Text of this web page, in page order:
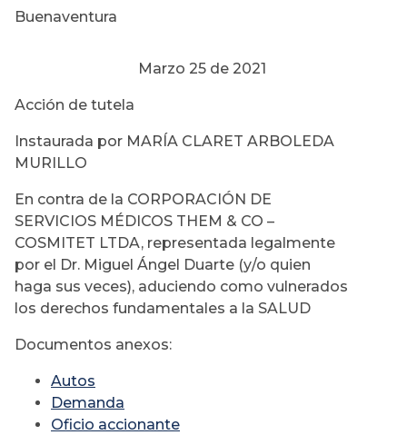
Buenaventura
Marzo 25 de 2021
Acción de tutela
Instaurada por MARÍA CLARET ARBOLEDA
MURILLO
En contra de la CORPORACIÓN DE
SERVICIOS MÉDICOS THEM & CO –
COSMITET LTDA, representada legalmente
por el Dr. Miguel Ángel Duarte (y/o quien
haga sus veces), aduciendo como vulnerados
los derechos fundamentales a la SALUD
Documentos anexos:
Autos
Demanda
Oficio accionante